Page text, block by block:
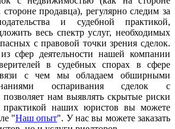
продавца), регулярно следим за
и судебной практикой,
весь спектр услуг, необходимых
с правовой точки зрения сделок.
сфер деятельности нашей компании
в судебных спорах в сфере
с чем мы обладаем обширными
оспаривания сделок с
нам выявлять скрытые риски
практикой наших юристов вы можете
"Наш опыт". У нас вы можете заказать